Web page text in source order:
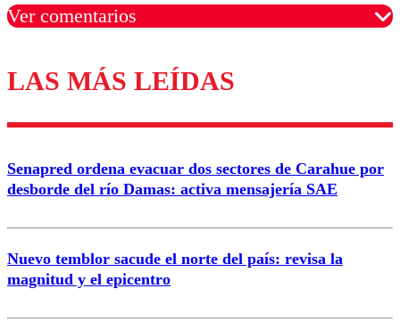
Ver comentarios
Los comentarios son moderados para garantizar un
diálogo respetuoso.
Correo
LAS MÁS LEÍDAS
Senapred ordena evacuar dos sectores de Carahue por
desborde del río Damas: activa mensajería SAE
Nuevo temblor sacude el norte del país: revisa la
magnitud y el epicentro